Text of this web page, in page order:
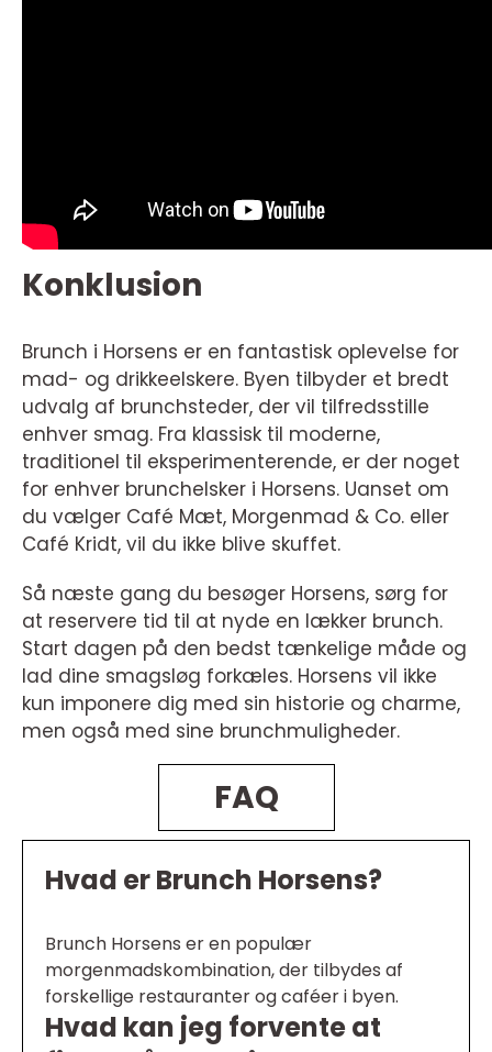
Konklusion
Brunch i Horsens er en fantastisk oplevelse for
mad- og drikkeelskere. Byen tilbyder et bredt
udvalg af brunchsteder, der vil tilfredsstille
enhver smag. Fra klassisk til moderne,
traditionel til eksperimenterende, er der noget
for enhver brunchelsker i Horsens. Uanset om
du vælger Café Mæt, Morgenmad & Co. eller
Café Kridt, vil du ikke blive skuffet.
Så næste gang du besøger Horsens, sørg for
at reservere tid til at nyde en lækker brunch.
Start dagen på den bedst tænkelige måde og
lad dine smagsløg forkæles. Horsens vil ikke
kun imponere dig med sin historie og charme,
men også med sine brunchmuligheder.
FAQ
Hvad er Brunch Horsens?
Brunch Horsens er en populær
morgenmadskombination, der tilbydes af
forskellige restauranter og caféer i byen.
Hvad kan jeg forvente at